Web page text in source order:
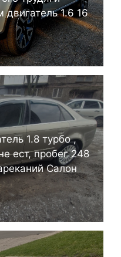
1.6 16
1.8 турбо ,
ест, пробег 248
Салон